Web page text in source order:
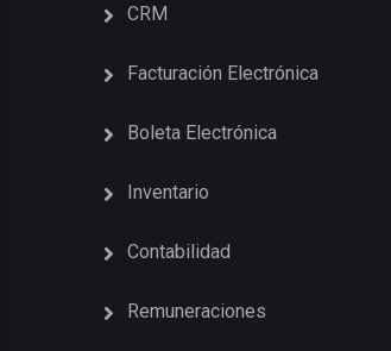
CRM
Facturación Electrónica
Boleta Electrónica
Inventario
Contabilidad
Remuneraciones